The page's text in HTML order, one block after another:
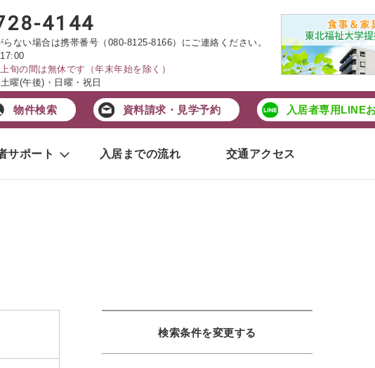
4144
ない場合は携帯番号（ 080-8125-8166）にご連絡ください。
旬の間は無休です（年末年始を除く）
後)・日曜・祝日
物件検索 資料請求・見学予約 入居者専用LINE
サポート 入居までの流れ 交通アクセス
検索条件を変更する